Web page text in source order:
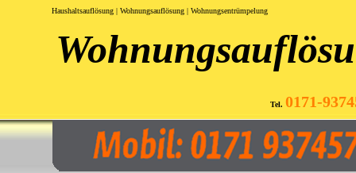
Haushaltsauflösung | Wohnungsauflösung | Wohnungsentrümpelung
Tel. 0171-